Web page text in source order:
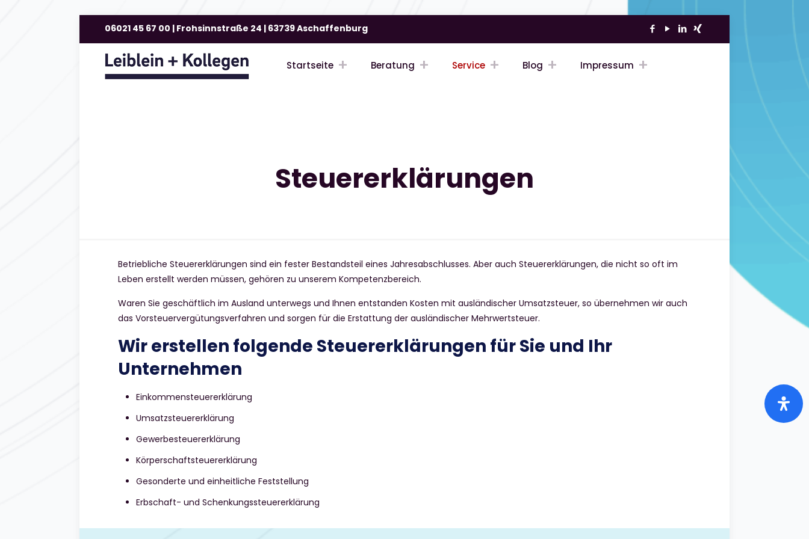
06021 45 67 00 | Frohsinnstraße 24 | 63739 Aschaffenburg
Startseite Beratung Service Blog Impressum
Steuererklärungen
Betriebliche Steuererklärungen sind ein fester Bestandsteil eines Jahresabschlusses. Aber auch Steuererklärungen, die nicht so oft im
Leben erstellt werden müssen, gehören zu unserem Kompetenzbereich.
Waren Sie geschäftlich im Ausland unterwegs und Ihnen entstanden Kosten mit ausländischer Umsatzsteuer, so übernehmen wir auch
das Vorsteuervergütungsverfahren und sorgen für die Erstattung der ausländischer Mehrwertsteuer.
Wir erstellen folgende Steuererklärungen für Sie und Ihr
Unternehmen
Einkommensteuererklärung
Umsatzsteuererklärung
Gewerbesteuererklärung
Körperschaftsteuererklärung
Gesonderte und einheitliche Feststellung
Erbschaft- und Schenkungssteuererklärung